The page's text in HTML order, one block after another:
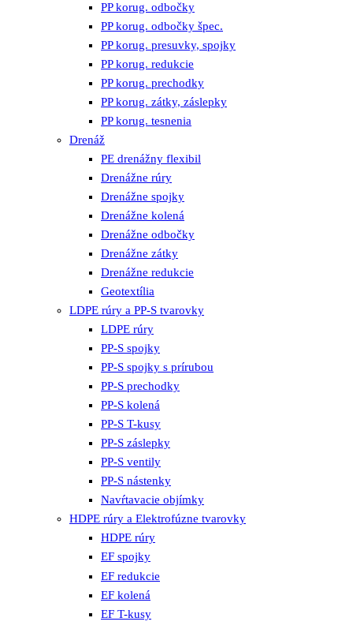
PP korug. odbočky
PP korug. odbočky špec.
PP korug. presuvky, spojky
PP korug. redukcie
PP korug. prechodky
PP korug. zátky, záslepky
PP korug. tesnenia
Drenáž
PE drenážny flexibil
Drenážne rúry
Drenážne spojky
Drenážne kolená
Drenážne odbočky
Drenážne zátky
Drenážne redukcie
Geotextília
LDPE rúry a PP-S tvarovky
LDPE rúry
PP-S spojky
PP-S spojky s prírubou
PP-S prechodky
PP-S kolená
PP-S T-kusy
PP-S záslepky
PP-S ventily
PP-S nástenky
Navŕtavacie objímky
HDPE rúry a Elektrofúzne tvarovky
HDPE rúry
EF spojky
EF redukcie
EF kolená
EF T-kusy